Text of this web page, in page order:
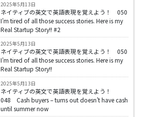
2025年5月13日
ネイティブの英文で英語表現を覚えよう！ 050
I’m tired of all those success stories. Here is my
Real Startup Story!! #2
2025年5月13日
ネイティブの英文で英語表現を覚えよう！ 050
I’m tired of all those success stories. Here is my
Real Startup Story!!
2025年5月13日
ネイティブの英文で英語表現を覚えよう！
048 Cash buyers – turns out doesn’t have cash
until summer now